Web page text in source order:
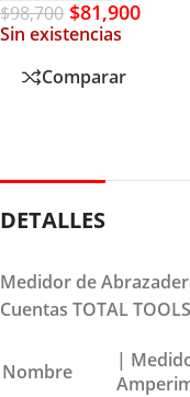
$98,700 $81,900
Sin existencias
Comparar
DETALLES
Medidor de
Cuentas TOTAL TOOLS
Nombre
|